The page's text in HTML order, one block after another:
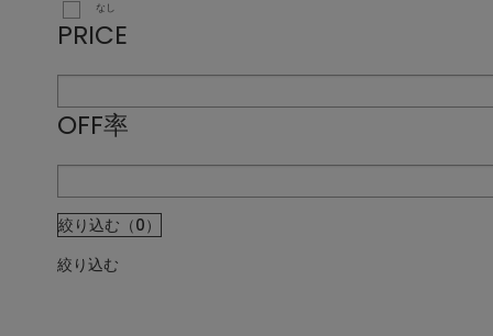
なし
PRICE
OFF率
絞り込む（0）
絞り込む